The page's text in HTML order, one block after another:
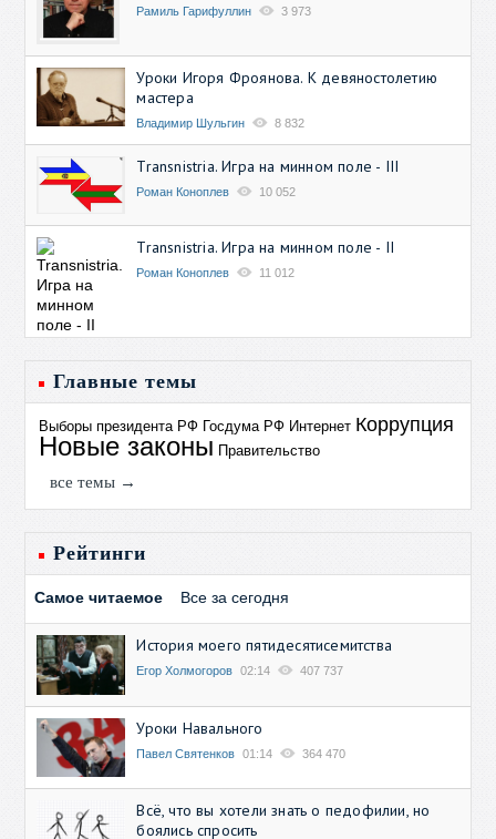
Рамиль Гарифуллин 3 973
Уроки Игоря Фроянова. К девяностолетию
мастера
Владимир Шульгин 8 832
Transnistria. Игра на минном поле - III
Роман Коноплев 10 052
Transnistria. Игра на минном поле - II
Роман Коноплев 11 012
Главные темы
Выборы президента РФ Госдума РФ Интернет Коррупция
Новые законы Правительство
все темы →
Рейтинги
Самое читаемое Все за сегодня
История моего пятидесятисемитства
Егор Холмогоров 02:14 407 737
Уроки Навального
Павел Святенков 01:14 364 470
Всё, что вы хотели знать о педофилии, но
боялись спросить